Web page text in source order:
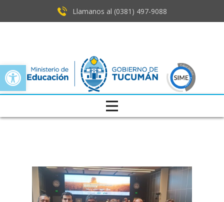
Open toolbar
Llamanos al (0381) ​497-9088